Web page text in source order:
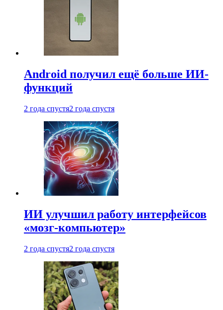
Android получил ещё больше ИИ-
функций
2 года спустя2 года спустя
ИИ улучшил работу интерфейсов
«мозг-компьютер»
2 года спустя2 года спустя